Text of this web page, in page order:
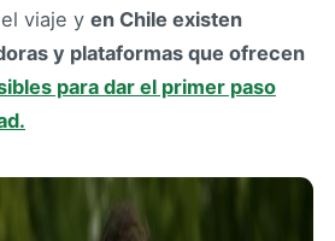
viaje y en Chile existen
y plataformas que ofrecen
para dar el primer paso